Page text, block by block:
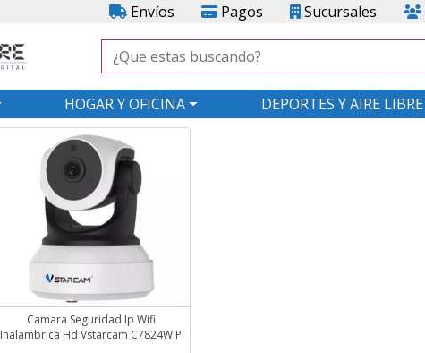
Envíos Pagos Sucursales
HOGAR Y OFICINA DEPORTES Y AIRE LIBRE
Camara Seguridad Ip Wifi
Inalambrica Hd Vstarcam C7824WIP